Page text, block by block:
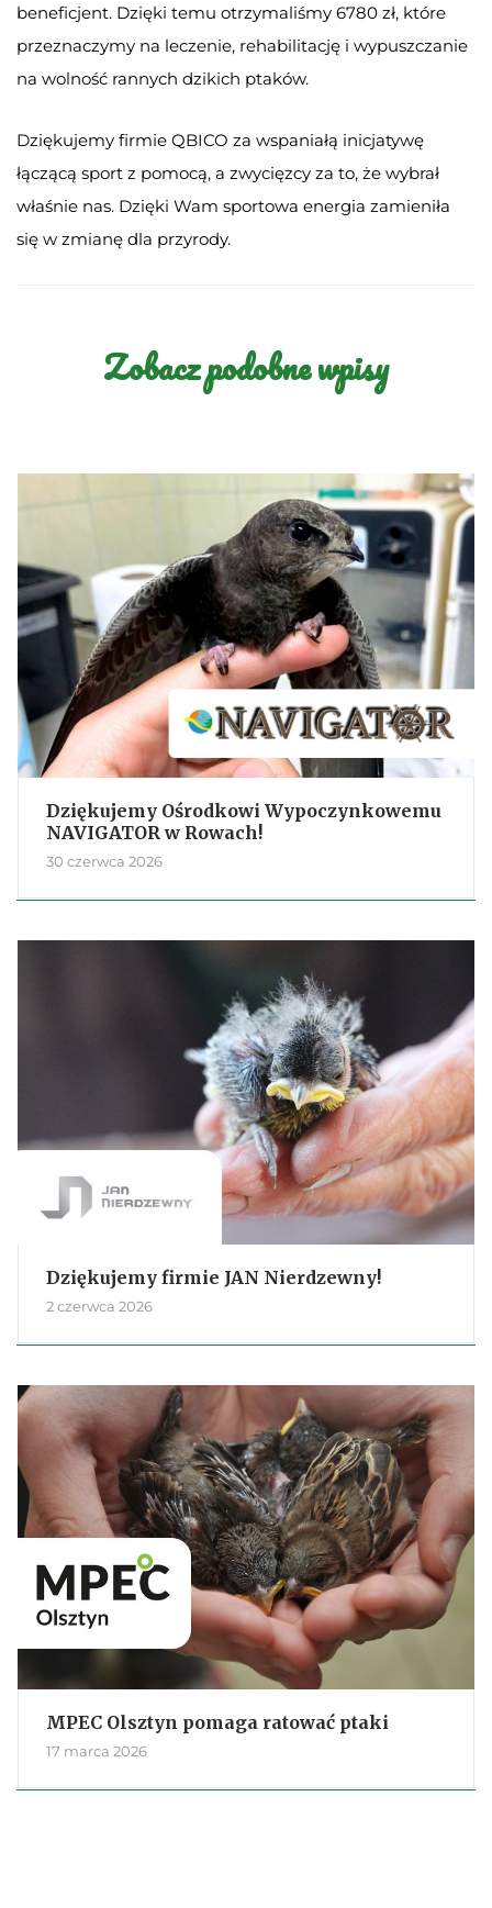
beneficjent. Dzięki temu otrzymaliśmy 6780 zł, które
przeznaczymy na leczenie, rehabilitację i wypuszczanie
na wolność rannych dzikich ptaków.
Dziękujemy firmie QBICO za wspaniałą inicjatywę
łączącą sport z pomocą, a zwycięzcy za to, że wybrał
właśnie nas. Dzięki Wam sportowa energia zamieniła
się w zmianę dla przyrody.
Zobacz podobne wpisy
Dziękujemy Ośrodkowi Wypoczynkowemu
NAVIGATOR w Rowach!
30 czerwca 2026
Dziękujemy firmie JAN Nierdzewny!
2 czerwca 2026
MPEC Olsztyn pomaga ratować ptaki
17 marca 2026